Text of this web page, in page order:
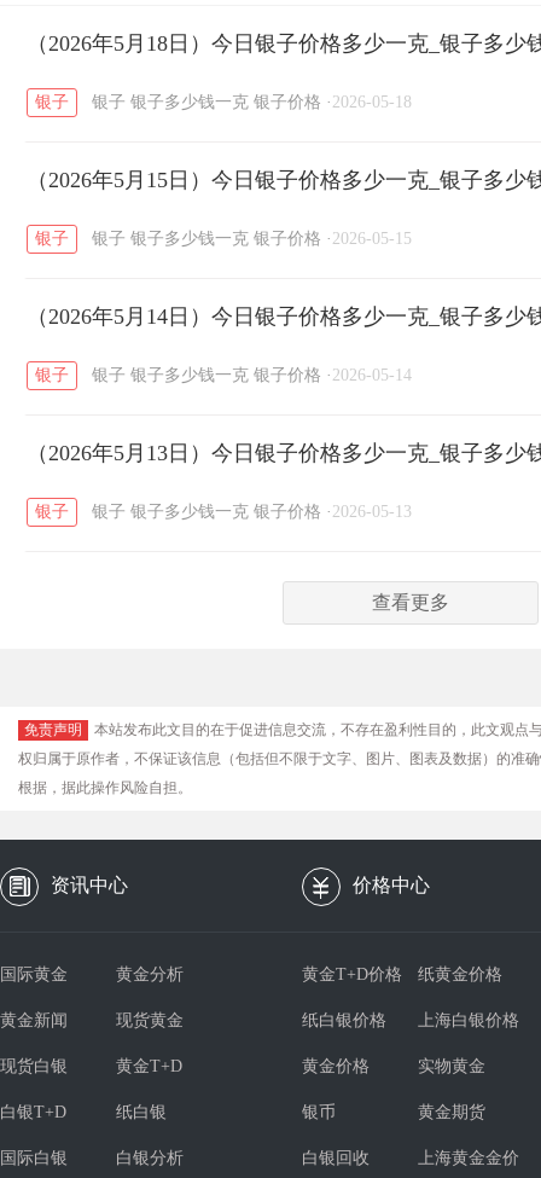
开国纪念币 大清银币 / 长城币 / 老
菜百 周生生 周大生
六福 / 金至尊 潮宏基 / 亚一金店 /
（2026年5月18日）今日银子价格多少一克_银子多少
银子 银子 银子多少钱一克 银子价格 · 2026-05-18
（2026年5月15日）今日银子价格多少一克_银子多少
银子 银子 银子多少钱一克 银子价格 · 2026-05-15
（2026年5月14日）今日银子价格多少一克_银子多少
银子 银子 银子多少钱一克 银子价格 · 2026-05-14
（2026年5月13日）今日银子价格多少一克_银子多少
银子 银子 银子多少钱一克 银子价格 · 2026-05-13
查看更多
免责声明
本站发布此文目的在于促进信息交流，不存在盈利性目的，此文观
权归属于原作者，不保证该信息（包括但不限于文字、图片、图表及数据）的准
根据，据此操作风险自担。
资讯中心 价格中心
国际黄金 黄金分析
黄金新闻 现货黄金
现货白银 黄金T+D
白银T+D 纸白银
国际白银 白银分析
黄金T+D价格 纸黄金价格
纸白银价格 上海白银价格
黄金价格 实物黄金
银币 黄金期货
白银回收 上海黄金金价